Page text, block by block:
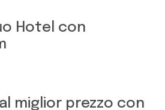
Hotel con
miglior prezzo con